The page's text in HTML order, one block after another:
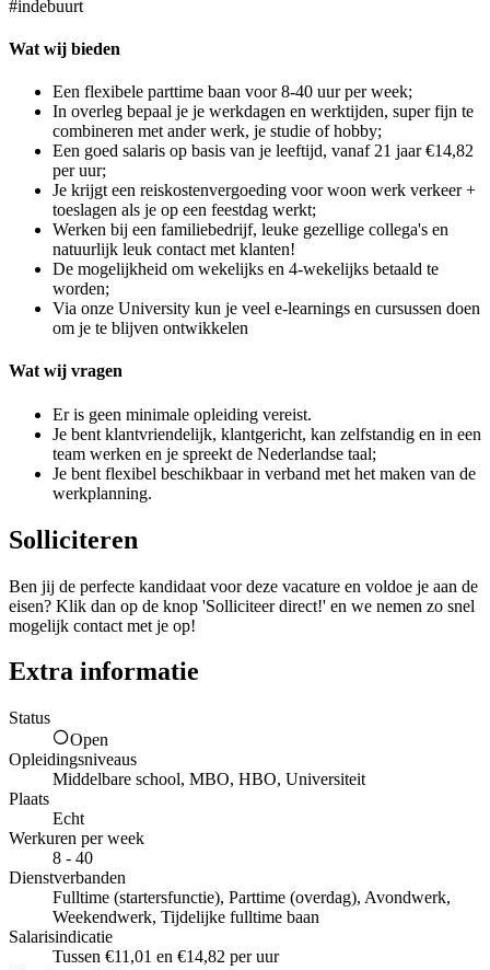
#indebuurt
Wat wij bieden
Een flexibele parttime baan voor 8-40 uur per week;
In overleg bepaal je je werkdagen en werktijden, super fijn te
combineren met ander werk, je studie of hobby;
Een goed salaris op basis van je leeftijd, vanaf 21 jaar €14,82
per uur;
Je krijgt een reiskostenvergoeding voor woon werk verkeer +
toeslagen als je op een feestdag werkt;
Werken bij een familiebedrijf, leuke gezellige collega's en
natuurlijk leuk contact met klanten!
De mogelijkheid om wekelijks en 4-wekelijks betaald te
worden;
Via onze University kun je veel e-learnings en cursussen doen
om je te blijven ontwikkelen
Wat wij vragen
Er is geen minimale opleiding vereist.
Je bent klantvriendelijk, klantgericht, kan zelfstandig en in een
team werken en je spreekt de Nederlandse taal;
Je bent flexibel beschikbaar in verband met het maken van de
werkplanning.
Solliciteren
Ben jij de perfecte kandidaat voor deze vacature en voldoe je aan de
eisen? Klik dan op de knop 'Solliciteer direct!' en we nemen zo snel
mogelijk contact met je op!
Extra informatie
Status
Open
Opleidingsniveaus
Middelbare school, MBO, HBO, Universiteit
Plaats
Echt
Werkuren per week
8 - 40
Dienstverbanden
Fulltime (startersfunctie), Parttime (overdag), Avondwerk,
Weekendwerk, Tijdelijke fulltime baan
Salarisindicatie
Tussen €11,01 en €14,82 per uur